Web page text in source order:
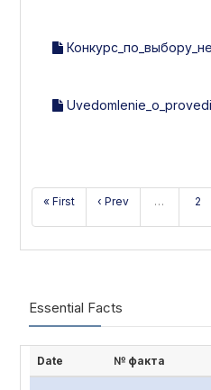
« First ‹ Prev … 2
Essential Facts
Date № факта